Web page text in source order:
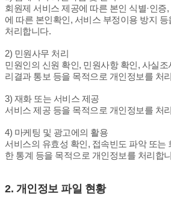
회원제 서비스 제공에 따른 본인 식별·인증
에 따른 본인확인, 서비스 부정이용 방지
처리합니다.
2) 민원사무 처리
민원인의 신원 확인, 민원사항 확인, 사실조
리결과 통보 등을 목적으로 개인정보를 처
3) 재화 또는 서비스 제공
서비스 제공 등을 목적으로 개인정보를 처
4) 마케팅 및 광고에의 활용
서비스의 유효성 확인, 접속빈도 파악 또는
한 통계 등을 목적으로 개인정보를 처리합
2. 개인정보 파일 현황